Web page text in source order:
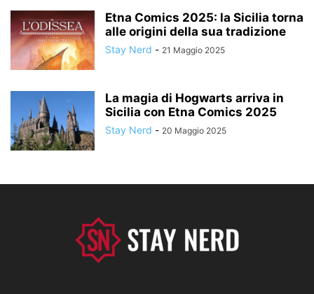
Etna Comics 2025: la Sicilia torna
alle origini della sua tradizione
Stay Nerd - 21 Maggio 2025
La magia di Hogwarts arriva in
Sicilia con Etna Comics 2025
Stay Nerd - 20 Maggio 2025